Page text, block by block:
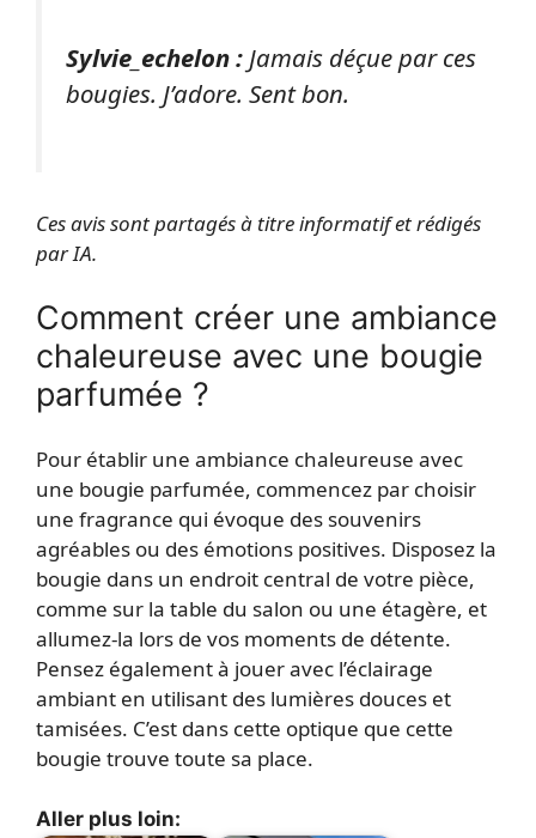
Sylvie_echelon : Jamais déçue par ces
bougies. J’adore. Sent bon.
Ces avis sont partagés à titre informatif et rédigés
par IA.
Comment créer une ambiance
chaleureuse avec une bougie
parfumée ?
Pour établir une ambiance chaleureuse avec
une bougie parfumée, commencez par choisir
une fragrance qui évoque des souvenirs
agréables ou des émotions positives. Disposez la
bougie dans un endroit central de votre pièce,
comme sur la table du salon ou une étagère, et
allumez-la lors de vos moments de détente.
Pensez également à jouer avec l’éclairage
ambiant en utilisant des lumières douces et
tamisées. C’est dans cette optique que cette
bougie trouve toute sa place.
Aller plus loin: